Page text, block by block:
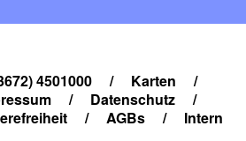
4501000 / Karten
/
/ Datenschutz
/
/ AGBs / Intern